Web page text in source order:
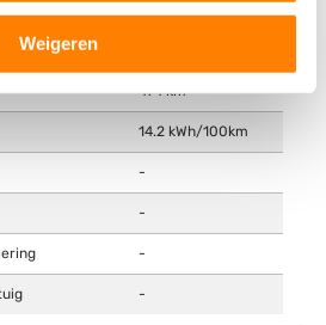
in het
om content en advertenties te
voor social media te bieden
te analyseren. Ook delen we
van onze site met onze
adverteren en analyse. Deze
Weigeren
474 km
14.2 kWh/100km
-
-
-
-